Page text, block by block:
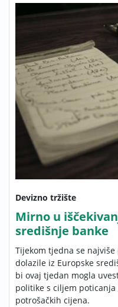
Devizno tržište
Mirno u
središnje banke
Tijekom tjedna se
dolazile iz Europske
bi ovaj tjedan mogla
politike s ciljem
potrošačkih cijena.